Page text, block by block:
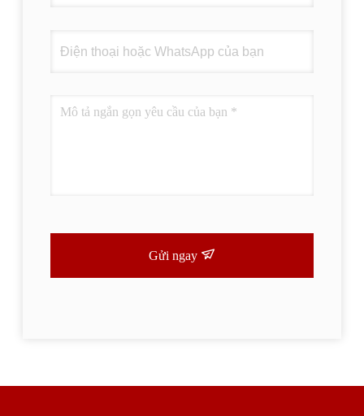
Gửi ngay